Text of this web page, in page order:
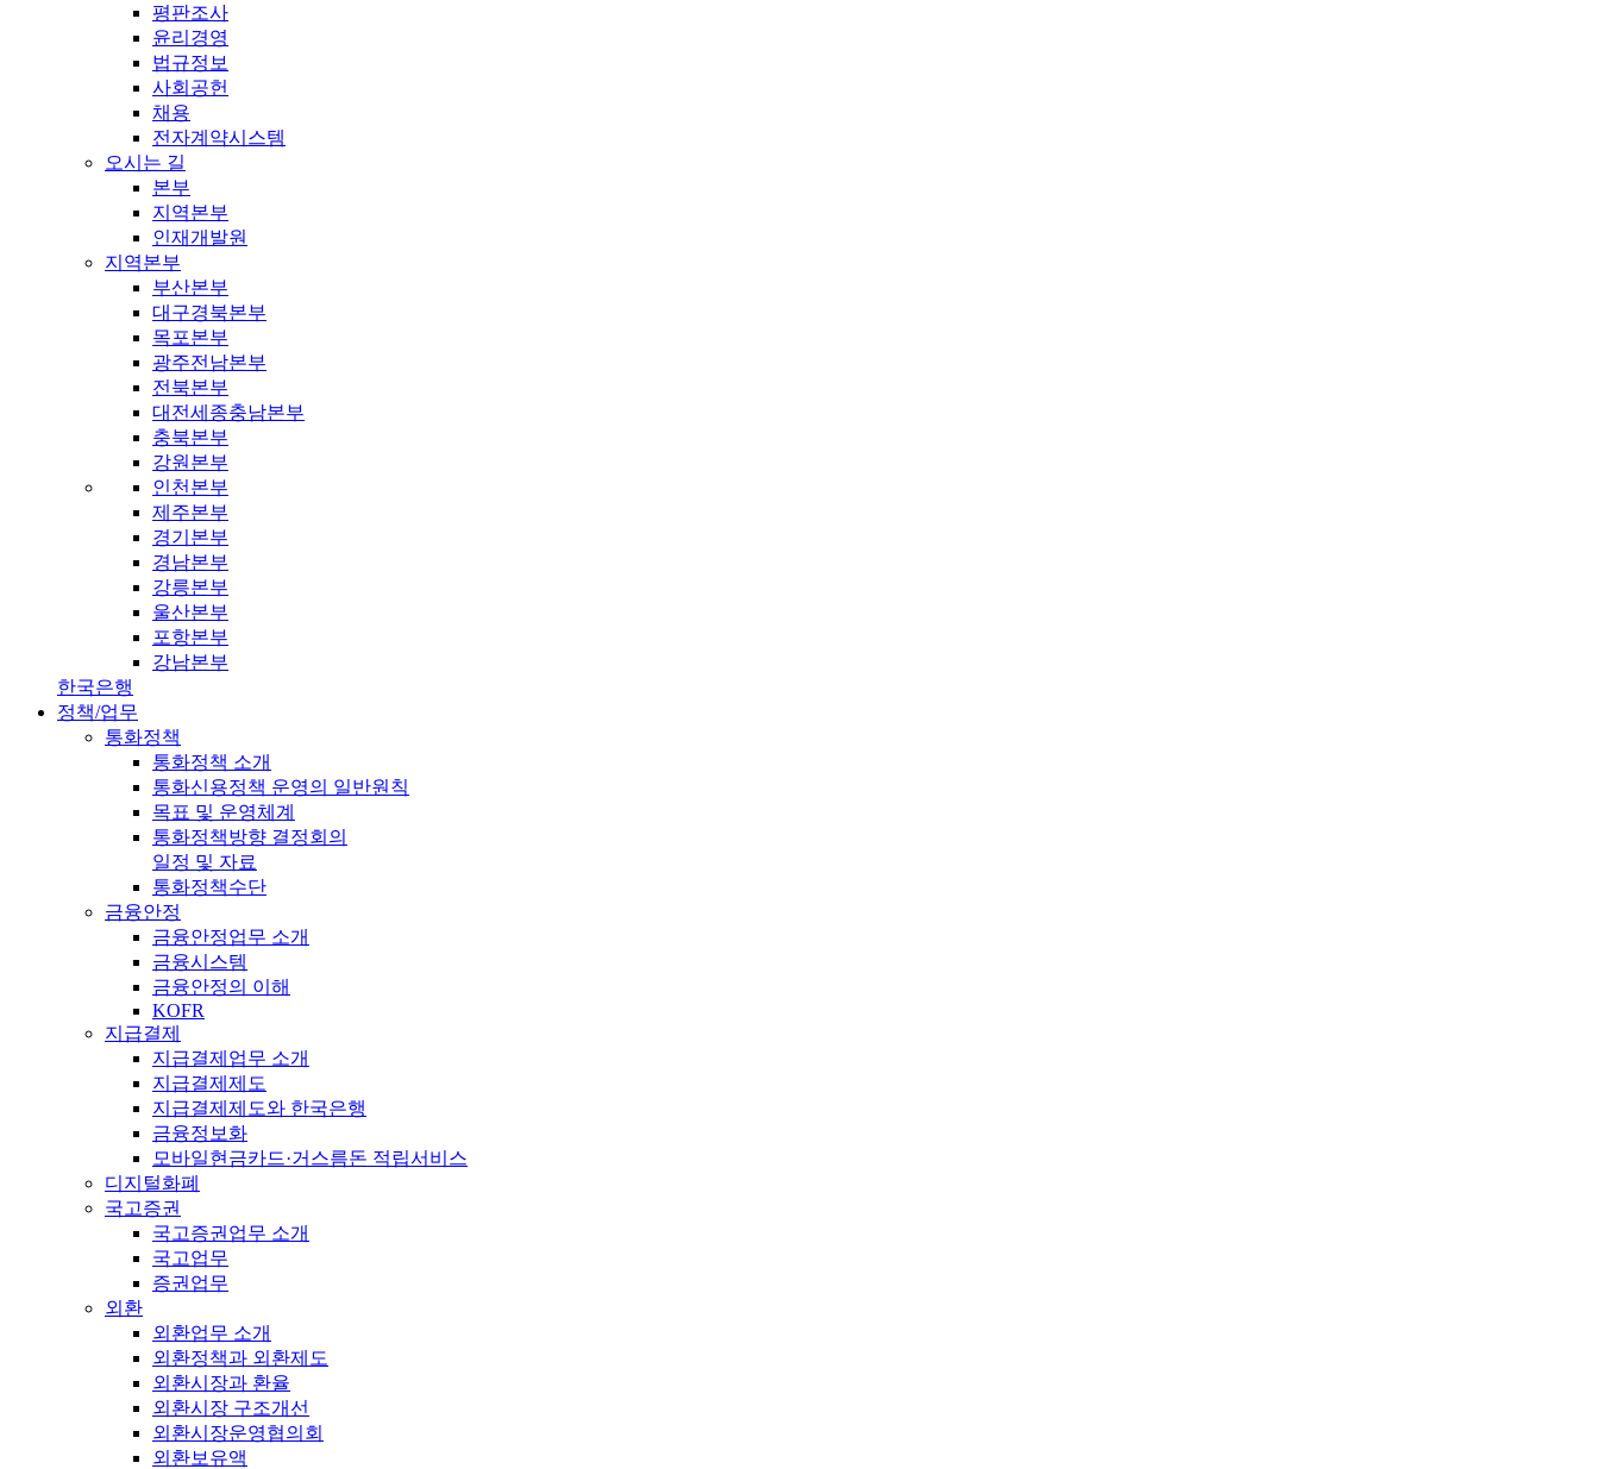
평판조사
윤리경영
법규정보
사회공헌
채용
전자계약시스템
오시는 길
본부
지역본부
인재개발원
지역본부
부산본부
대구경북본부
목포본부
광주전남본부
전북본부
대전세종충남본부
충북본부
강원본부
인천본부
제주본부
경기본부
경남본부
강릉본부
울산본부
포항본부
강남본부
한국은행
정책/업무
통화정책
통화정책 소개
통화신용정책 운영의 일반원칙
목표 및 운영체계
통화정책방향 결정회의
일정 및 자료
통화정책수단
금융안정
금융안정업무 소개
금융시스템
금융안정의 이해
KOFR
지급결제
지급결제업무 소개
지급결제제도
지급결제제도와 한국은행
금융정보화
모바일현금카드·거스름돈 적립서비스
디지털화폐
국고증권
국고증권업무 소개
국고업무
증권업무
외환
외환업무 소개
외환정책과 외환제도
외환시장과 환율
외환시장 구조개선
외환시장운영협의회
외환보유액